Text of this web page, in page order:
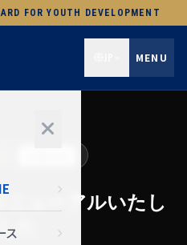
FOR YOUTH DEVELOPMENT
MENU
ス
ューアルいたし
た